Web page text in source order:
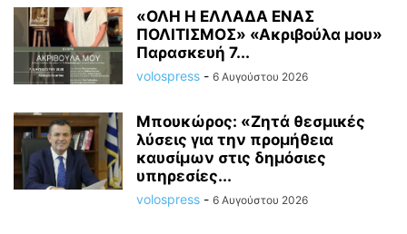
«ΟΛΗ Η ΕΛΛΑΔΑ ΕΝΑΣ
ΠΟΛΙΤΙΣΜΟΣ» «Ακριβούλα μου»
Παρασκευή 7...
volospress - 6 Αυγούστου 2026
Μπουκώρος: «Ζητά θεσμικές
λύσεις για την προμήθεια
καυσίμων στις δημόσιες
υπηρεσίες...
volospress - 6 Αυγούστου 2026